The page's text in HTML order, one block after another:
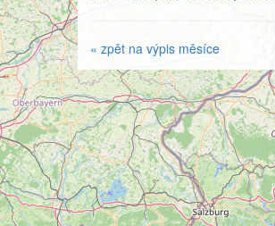
« zpět na výpis měsíce